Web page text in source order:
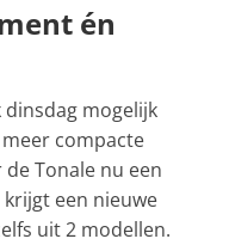
én
dinsdag mogelijk
compacte
Tonale nu een
een nieuwe
uit 2 modellen.